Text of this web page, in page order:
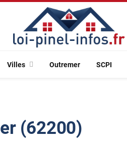
Villes Outremer SCPI
(62200)